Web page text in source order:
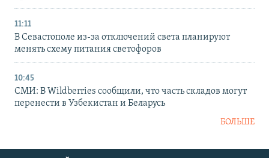
11:11
В Севастополе из-за отключений света планируют
менять схему питания светофоров
10:45
СМИ: В Wildberries сообщили, что часть складов могут
перенести в Узбекистан и Беларусь
БОЛЬШЕ